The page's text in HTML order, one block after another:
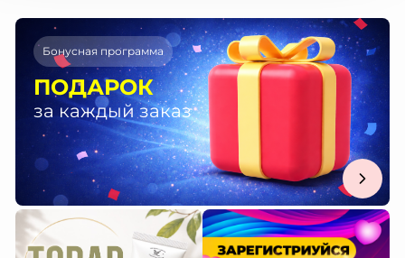
Бонусная программа
ПОДАРОК
за каждый заказ